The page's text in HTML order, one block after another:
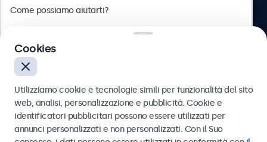
Italiano
Inviare
Cookies
Utilizziamo cookie e tecnologie simili per funzionalità del sito
web, analisi, personalizzazione e pubblicità. Cookie e
identificatori pubblicitari possono essere utilizzati per
annunci personalizzati e non personalizzati. Con il Suo